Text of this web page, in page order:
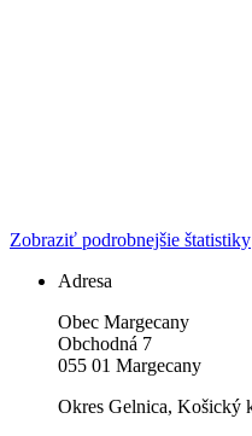
Zobraziť podrobnejšie štatistiky
Adresa
Obec Margecany
Obchodná 7
055 01 Margecany
Okres Gelnica, Košický